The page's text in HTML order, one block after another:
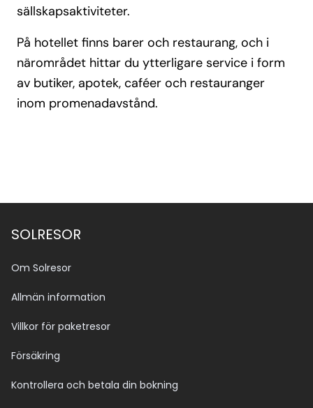
sällskapsaktiviteter.
På hotellet finns barer och restaurang, och i
närområdet hittar du ytterligare service i form
av butiker, apotek, caféer och restauranger
inom promenadavstånd.
SOLRESOR
Om Solresor
Allmän information
Villkor för paketresor
Försäkring
Kontrollera och betala din bokning